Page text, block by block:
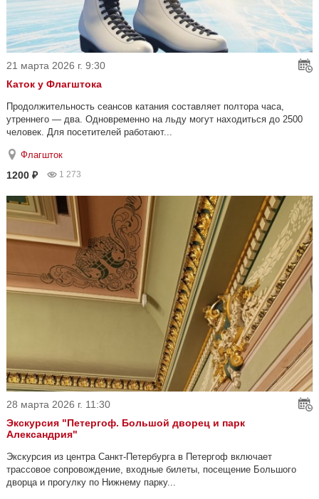
21 марта 2026 г. 9:30
Каток у Флагштока
Продолжительность сеансов катания составляет полтора часа,
утреннего — два. Одновременно на льду могут находиться до 2500
человек. Для посетителей работают...
Флагшток
1200 ₽ 1 273
28 марта 2026 г. 11:30
Экскурсия "Петергоф. Большой дворец и парк
Александрия"
Экскурсия из центра Санкт-Петербурга в Петергоф включает
трассовое сопровождение, входные билеты, посещение Большого
дворца и прогулку по Нижнему парку...